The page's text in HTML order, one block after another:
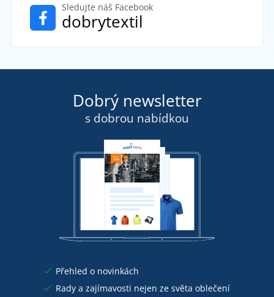
Sledujte náš Facebook
dobrytextil
Dobrý newsletter
s dobrou nabídkou
Přehled o novinkách
Rady a zajímavosti nejen ze světa oblečení